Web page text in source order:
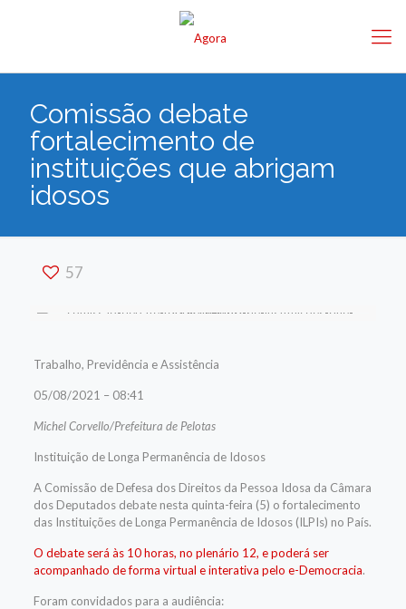
Comissão debate
fortalecimento de
instituições que abrigam
idosos
57
Trabalho, Previdência e Assistência
05/08/2021 – 08:41
Michel Corvello/Prefeitura de Pelotas
Instituição de Longa Permanência de Idosos
A Comissão de Defesa dos Direitos da Pessoa Idosa da Câmara
dos Deputados debate nesta quinta-feira (5) o fortalecimento
das Instituições de Longa Permanência de Idosos (ILPIs) no País.
O debate será às 10 horas, no plenário 12, e poderá ser
acompanhado de forma virtual e interativa pelo e-Democracia.
Foram convidados para a audiência: